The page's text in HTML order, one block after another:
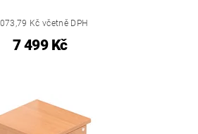
Kč včetně DPH
7 499 Kč